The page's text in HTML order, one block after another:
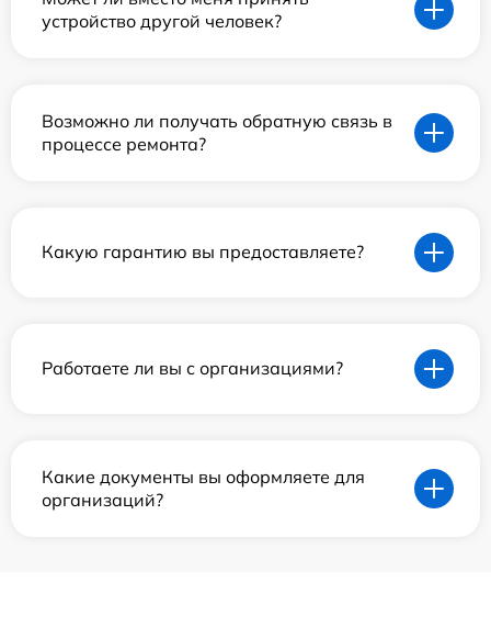
устройство другой человек?
Возможно ли получать обратную связь в
процессе ремонта?
Какую гарантию вы предоставляете?
Работаете ли вы с организациями?
Какие документы вы оформляете для
организаций?